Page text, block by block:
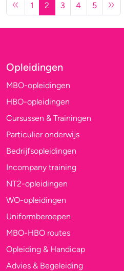
1 2 3 4 5
Opleidingen
MBO-opleidingen
HBO-opleidingen
Cursussen & Trainingen
Particulier onderwijs
Bedrijfsopleidingen
Incompany training
NT2-opleidingen
WO-opleidingen
Uniformberoepen
MBO-HBO routes
Opleiding & Handicap
Advies & Begeleiding